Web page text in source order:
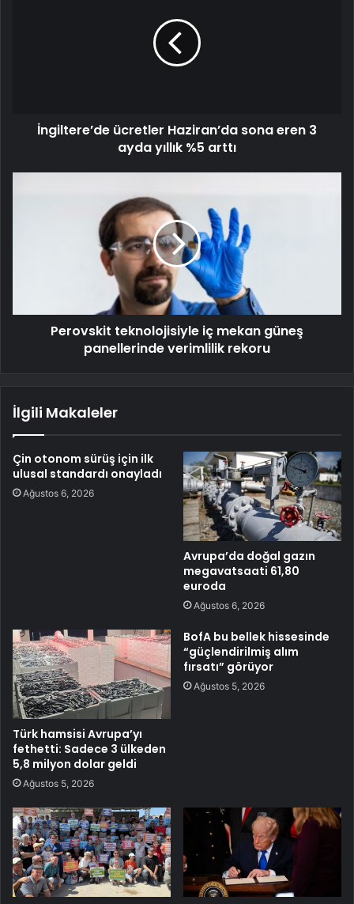
İngiltere’de ücretler Haziran’da sona eren 3
ayda yıllık %5 arttı
Perovskit teknolojisiyle iç mekan güneş
panellerinde verimlilik rekoru
İlgili Makaleler
Çin otonom sürüş için ilk
ulusal standardı onayladı
Ağustos 6, 2026
Avrupa’da doğal gazın
megavatsaati 61,80
euroda
Ağustos 6, 2026
Türk hamsisi Avrupa’yı
fethetti: Sadece 3 ülkeden
5,8 milyon dolar geldi
Ağustos 5, 2026
BofA bu bellek hissesinde
“güçlendirilmiş alım
fırsatı” görüyor
Ağustos 5, 2026